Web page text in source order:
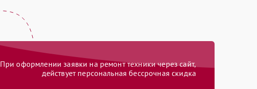
При оформлении заявки на ремонт техники через сайт,
действует персональная бессрочная скидка